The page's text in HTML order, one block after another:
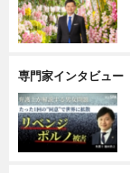
専門家インタビュー